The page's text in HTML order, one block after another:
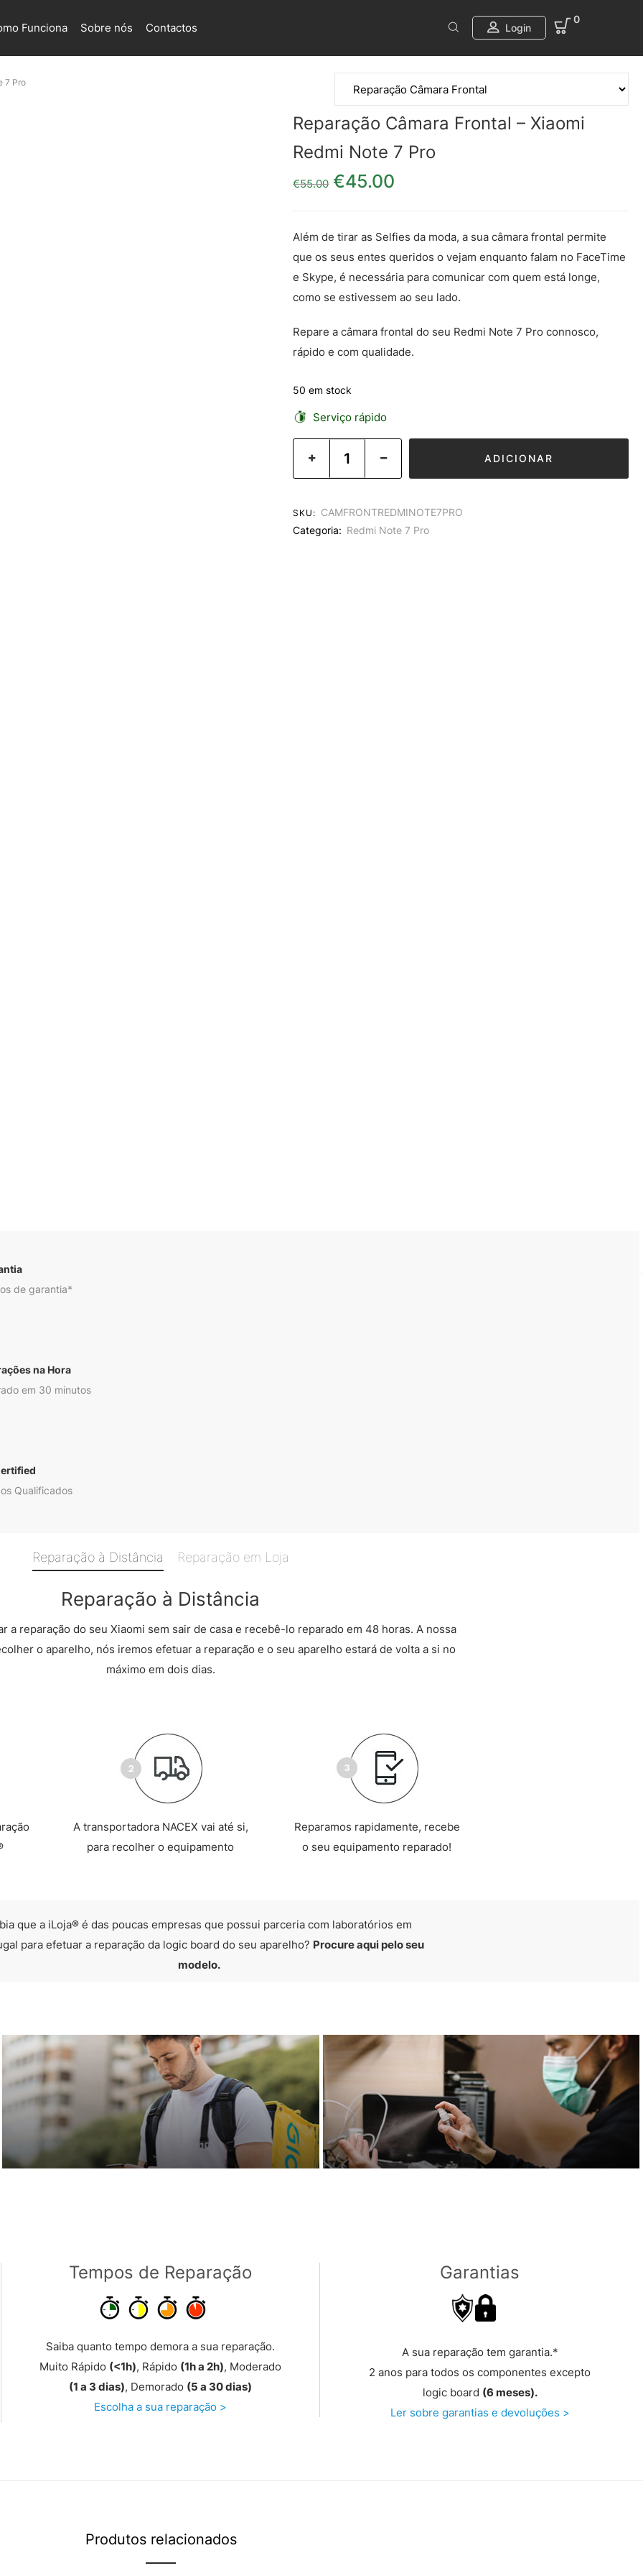
Funciona Sobre nós Contactos Login
0
7 Pro
Reparação Câmara Frontal – Xiaomi
Redmi Note 7 Pro
€55.00 O preço original era: €55.00.
€45.00
Além de tirar as Selfies da moda, a sua câmara frontal permite
que os seus entes queridos o vejam enquanto falam no FaceTime
e Skype, é necessária para comunicar com quem está longe,
como se estivessem ao seu lado.
Repare a câmara frontal do seu Redmi Note 7 Pro connosco,
rápido e com qualidade.
50 em stock
Serviço rápido
ADICIONAR
SKU: CAMFRONTREDMINOTE7PRO
Categoria: Redmi Note 7 Pro
de garantia*
na Hora
em 30 minutos
Qualificados
Reparação à Distância Reparação em Loja
Reparação à Distância
a reparação do seu Xiaomi sem sair de casa e recebê-lo reparado em 48 horas. A nossa
o aparelho, nós iremos efetuar a reparação e o seu aparelho estará de volta a si no
máximo em dois dias.
A transportadora NACEX vai até si,
para recolher o equipamento
Reparamos rapidamente, recebe
o seu equipamento reparado!
que a iLoja® é das poucas empresas que possui parceria com laboratórios em
para efetuar a reparação da logic board do seu aparelho? Procure aqui pelo seu
modelo.
Tempos de Reparação
Saiba quanto tempo demora a sua reparação.
Muito Rápido (<1h), Rápido (1h a 2h), Moderado
(1 a 3 dias), Demorado (5 a 30 dias)
Escolha a sua reparação >
Garantias
A sua reparação tem garantia.*
2 anos para todos os componentes excepto
logic board (6 meses).
Ler sobre garantias e devoluções >
Produtos relacionados